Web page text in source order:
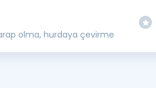
olma, hurdaya çevirme